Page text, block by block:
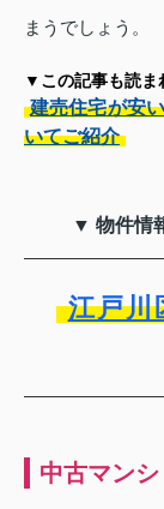
まうでしょう。
▼この記事も読ま
建売住宅が安
いてご紹介
▼ 物件情
江戸川
中古マン